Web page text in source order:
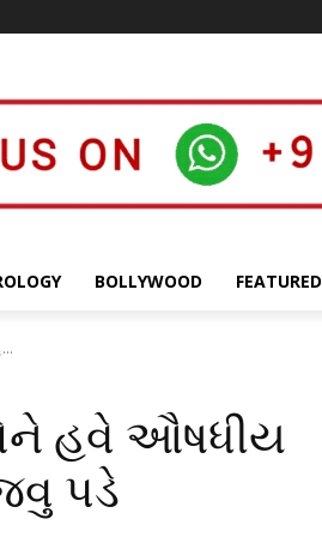
BOLLYWOOD FEATURED
હવે ઔષધીય
પડે